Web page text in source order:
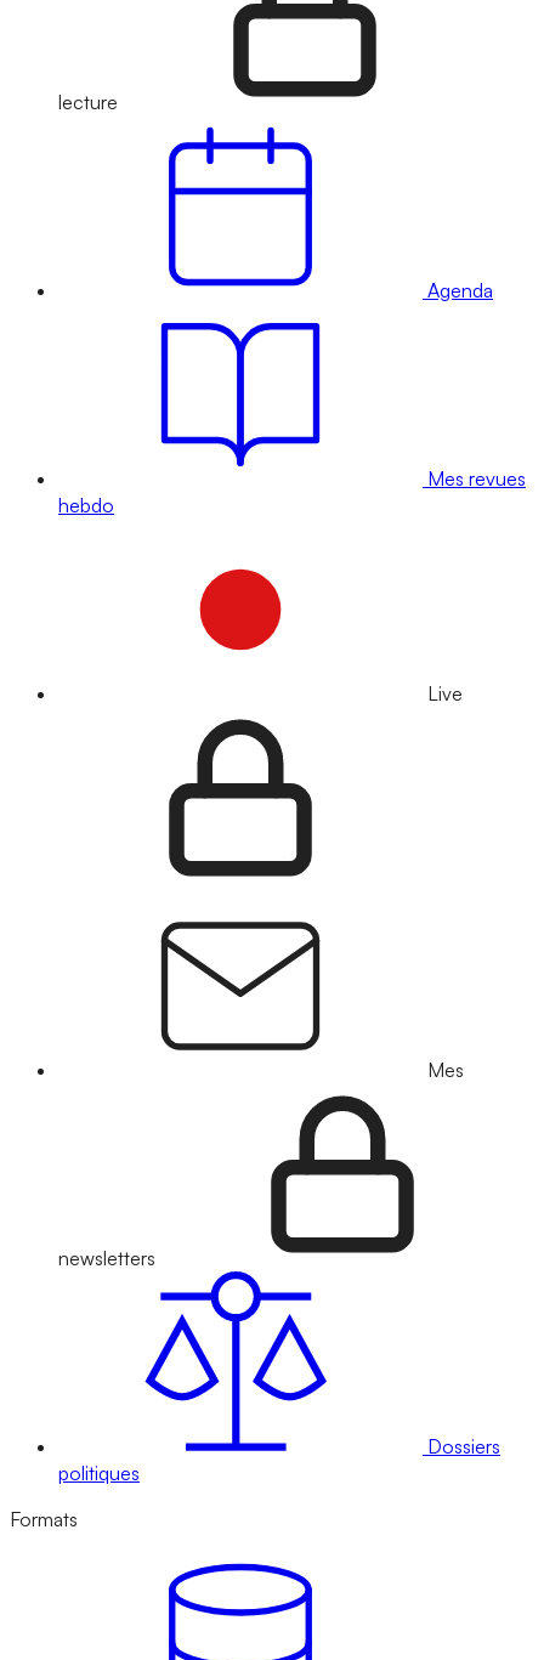
lecture
Agenda
Mes revues
hebdo
Live
Mes
newsletters
Dossiers
politiques
Formats